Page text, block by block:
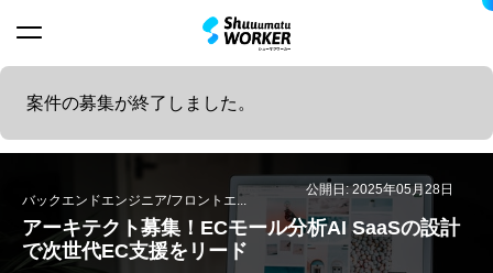
案件の募集が終了しました。
バックエンドエンジニア/フロントエ...
アーキテクト募集！ECモール分析AI SaaSの設計
で次世代EC支援をリード
公開日: 2025年05月28日